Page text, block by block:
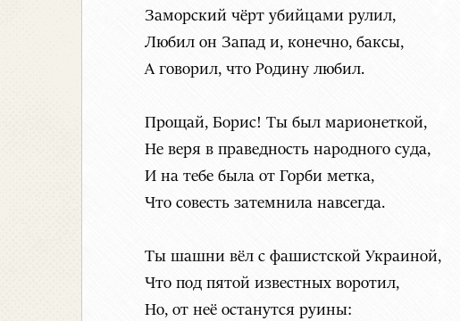
Заморский чёрт убийцами рулил,
Любил он Запад и, конечно, баксы,
А говорил, что Родину любил.
Прощай, Борис! Ты был марионеткой,
Не веря в праведность народного суда,
И на тебе была от Горби метка,
Что совесть затемнила навсегда.
Ты шашни вёл с фашистской Украиной,
Что под пятой известных воротил,
Но, от неё останутся руины: